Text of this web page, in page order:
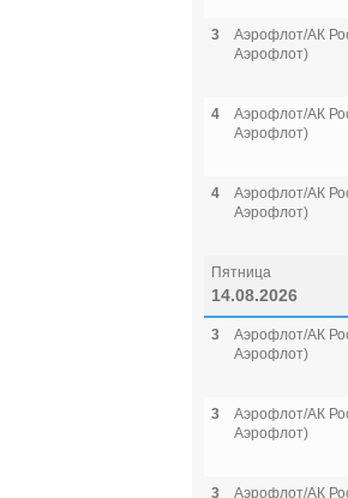
3
Аэрофлот/АК
Аэрофлот)
4
Аэрофлот/АК
Аэрофлот)
4
Аэрофлот/АК
Аэрофлот)
Пятница
14.08.2026
3
Аэрофлот/АК
Аэрофлот)
3
Аэрофлот/АК
Аэрофлот)
3 Аэрофлот/АК